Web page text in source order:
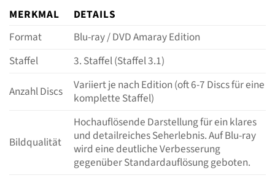
MERKMAL
DETAILS
Format
Blu-ray / DVD Amaray Edition
Staffel
3. Staffel (Staffel 3.1)
Anzahl Discs
Variiert je nach Edition (oft 6-7 Discs für eine
komplette Staffel)
Bildqualität
Hochauflösende Darstellung für ein klares
und detailreiches Seherlebnis. Auf Blu-ray
wird eine deutliche Verbesserung
gegenüber Standardauflösung geboten.